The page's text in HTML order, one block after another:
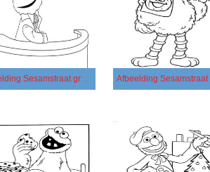
Afbeelding Sesamstraat gratis